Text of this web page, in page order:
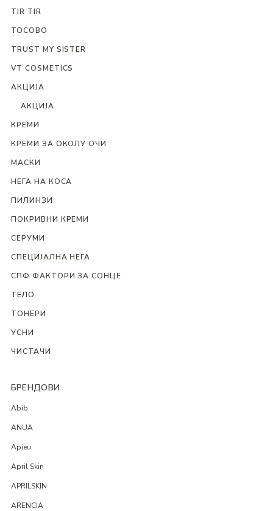
TIR TIR
TOCOBO
TRUST MY SISTER
VT COSMETICS
АКЦИЈА
АКЦИЈА
КРЕМИ
КРЕМИ ЗА ОКОЛУ ОЧИ
МАСКИ
НЕГА НА КОСА
ПИЛИНЗИ
ПОКРИВНИ КРЕМИ
СЕРУМИ
СПЕЦИЈАЛНА НЕГА
СПФ ФАКТОРИ ЗА СОНЦЕ
ТЕЛО
ТОНЕРИ
УСНИ
ЧИСТАЧИ
БРЕНДОВИ
Abib
ANUA
Apieu
April Skin
APRILSKIN
ARENCIA